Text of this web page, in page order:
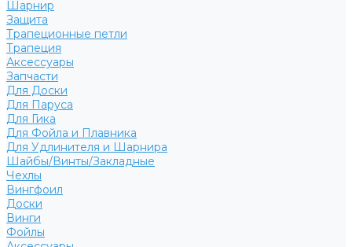
Шарнир
Защита
Трапеционные петли
Трапеция
Аксессуары
Запчасти
Для Доски
Для Паруса
Для Гика
Для Фойла и Плавника
Для Удлинителя и Шарнира
Шайбы/Винты/Закладные
Чехлы
Вингфоил
Доски
Винги
Фойлы